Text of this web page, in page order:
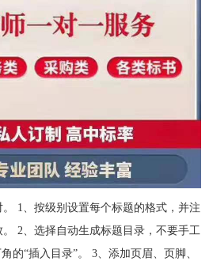
1、按级别设置每个标题的格式，并注
2、选择自动生成标题目录，不要手工
的“插入目录”。 3、添加页眉、页脚、